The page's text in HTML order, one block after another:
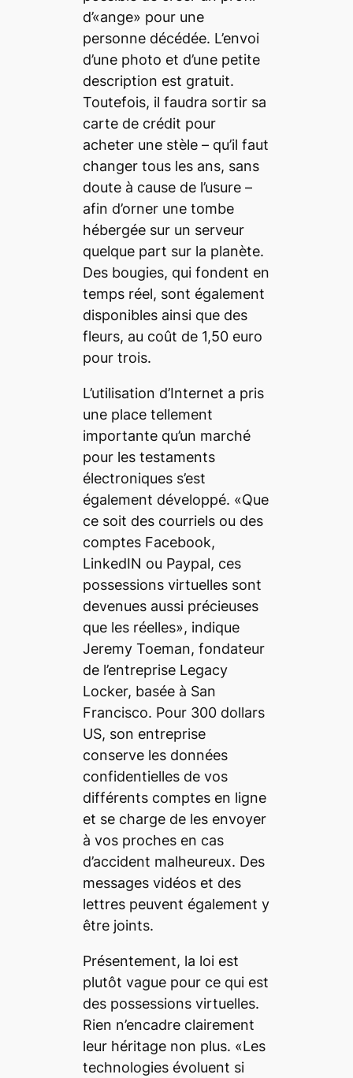
d’«ange» pour une
personne décédée. L’envoi
d’une photo et d’une petite
description est gratuit.
Toutefois, il faudra sortir sa
carte de crédit pour
acheter une stèle – qu’il faut
changer tous les ans, sans
doute à cause de l’usure –
afin d’orner une tombe
hébergée sur un serveur
quelque part sur la planète.
Des bougies, qui fondent en
temps réel, sont également
disponibles ainsi que des
fleurs, au coût de 1,50 euro
pour trois.
L’utilisation d’Internet a pris
une place tellement
importante qu’un marché
pour les testaments
électroniques s’est
également développé. «Que
ce soit des courriels ou des
comptes Facebook,
LinkedIN ou Paypal, ces
possessions virtuelles sont
devenues aussi précieuses
que les réelles», indique
Jeremy Toeman, fondateur
de l’entreprise Legacy
Locker, basée à San
Francisco. Pour 300 dollars
US, son entreprise
conserve les données
confidentielles de vos
différents comptes en ligne
et se charge de les envoyer
à vos proches en cas
d’accident malheureux. Des
messages vidéos et des
lettres peuvent également y
être joints.
Présentement, la loi est
plutôt vague pour ce qui est
des possessions virtuelles.
Rien n’encadre clairement
leur héritage non plus. «Les
technologies évoluent si